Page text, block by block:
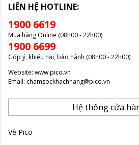
Cấu hình vượt trội, đa nhiệm mượt
Sở hữu vi xử lý Intel Core i3-1315U thế
luồng, chiếc CPU của Acer Aspire 5
nhịp tối đa 4.50 GHz, đảm bảo mọi tác
Khả năng đa nhiệm được nâng cao nhờ
6400MHz, với băng thông vượt trội so
yêu cầu hiệu suất cao.
LIÊN HỆ HOTLINE:
1900 6619
Mua hàng Online (08h00 - 22h00)
1900 6699
Góp ý, khiếu nại, bảo hành (08h00 - 22h00)
Website: www.pico.vn
Email: chamsockhachhang@pico.vn
Hệ thống cửa
Về Pico